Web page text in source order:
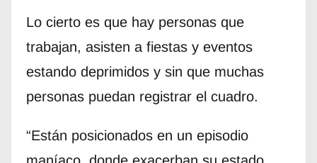
Lo cierto es que hay personas que
trabajan, asisten a fiestas y eventos
estando deprimidos y sin que muchas
personas puedan registrar el cuadro.
“Están posicionados en un episodio